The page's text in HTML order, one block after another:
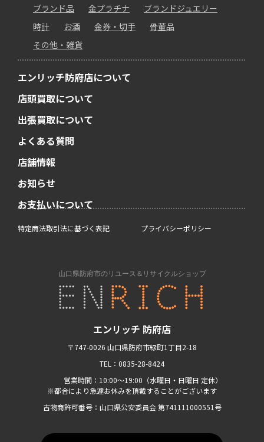
エンリッチ 防府店
〒747-0026 山口県防府市緑町1丁目2-18
TEL：0835-28-8424
営業時間：10:00〜19:00（水曜日・日曜日 定休）
※都合により急遽お休みを頂戴することがございます
古物商許可番号：山口県公安委員会 第741111000551号
ブランド品 金プラチナ
ブランドジュエリー
時計
お酒 金券・切手
骨董品
その他・雑貨
エンリッチ防府店について
店頭買取について
出張買取について
よくある質問
店舗情報
お知らせ
お支払いについて
特定商法取引法に基づく表記 プライバシーポリシー